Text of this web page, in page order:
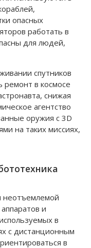
опасных
работать в
для людей,
спутников
ремонт в космосе
снижая
агентство
оружия с 3D
на таких миссиях,
неотъемлемой
и
в
с дистанционным
в